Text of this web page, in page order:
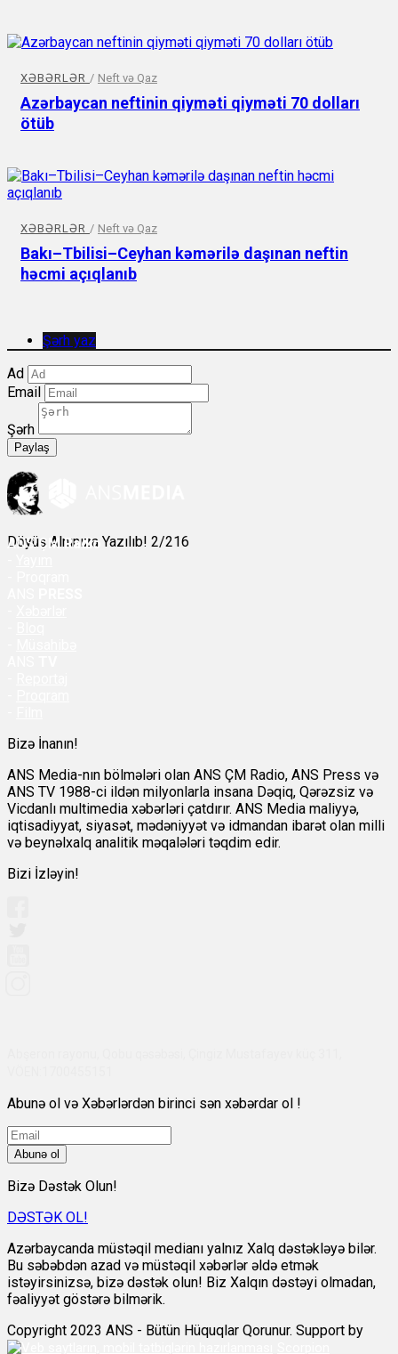
XƏBƏRLƏR / Neft və Qaz
Azərbaycan neftinin qiyməti qiyməti 70 dolları
ötüb
XƏBƏRLƏR / Neft və Qaz
Bakı–Tbilisi–Ceyhan kəmərilə daşınan neftin
həcmi açıqlanıb
Şərh yaz
Ad
Email
Şərh
Paylaş
Döyüş Alnınıza Yazılıb! 2/216
ANSÇM Radio
Bizə İnanın!
ANS Media-nın bölmələri olan ANS ÇM Radio, ANS Press və
ANS TV 1988-ci ildən milyonlarla insana Dəqiq, Qərəzsiz və
Vicdanlı multimedia xəbərləri çatdırır. ANS Media maliyyə,
iqtisadiyyat, siyasət, mədəniyyət və idmandan ibarət olan milli
və beynəlxalq analitik məqalələri təqdim edir.
Bizi İzləyin!
Abunə ol və Xəbərlərdən birinci sən xəbərdar ol !
Abunə ol
Bizə Dəstək Olun!
DƏSTƏK OL!
Azərbaycanda müstəqil medianı yalnız Xalq dəstəkləyə bilər.
Bu səbəbdən azad və müstəqil xəbərlər əldə etmək
istəyirsinizsə, bizə dəstək olun! Biz Xalqın dəstəyi olmadan,
fəaliyyət göstərə bilmərik.
Copyright 2023 ANS - Bütün Hüquqlar Qorunur. Support by